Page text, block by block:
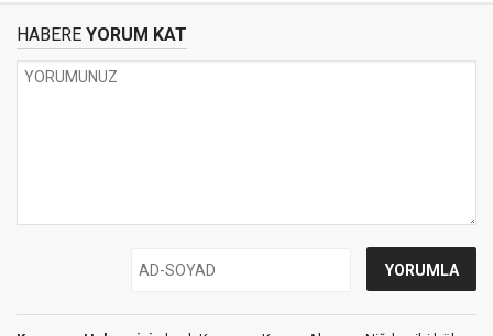
HABERE YORUM KAT